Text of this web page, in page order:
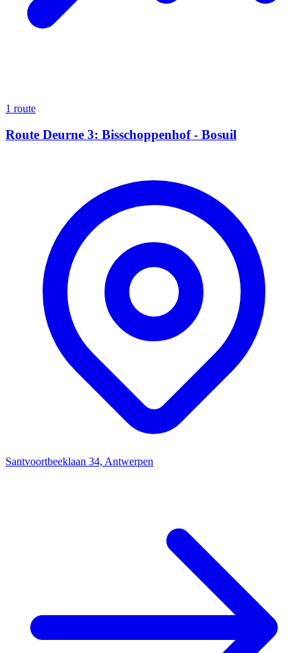
1 route
Route Deurne 3: Bisschoppenhof - Bosuil
Santvoortbeeklaan 34, Antwerpen